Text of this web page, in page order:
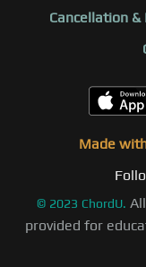
Cancellation &
Made
© 2023 ChordU.
provided for